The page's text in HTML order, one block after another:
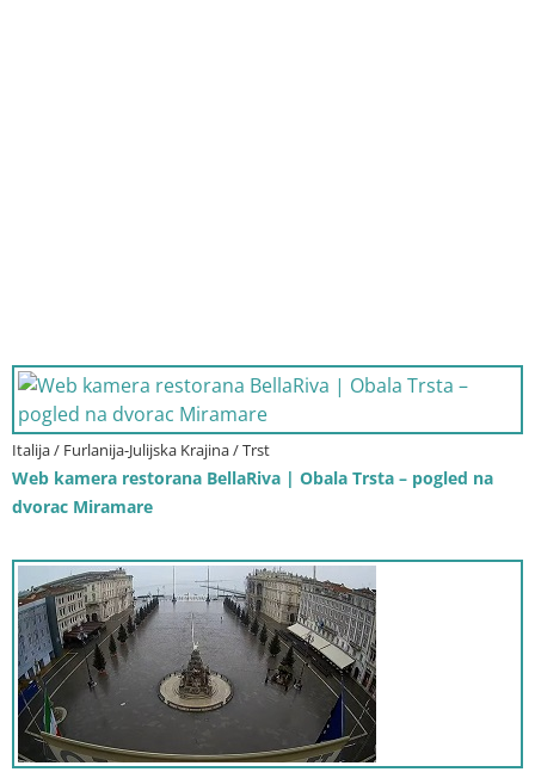
Italija / Furlanija-Julijska Krajina / Trst
Web kamera restorana BellaRiva | Obala Trsta – pogled na
dvorac Miramare